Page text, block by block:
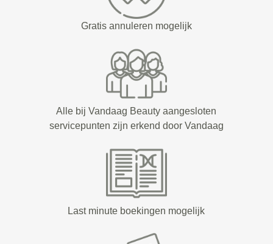
Gratis annuleren mogelijk
Alle bij Vandaag Beauty aangesloten
servicepunten zijn erkend door Vandaag
Last minute boekingen mogelijk